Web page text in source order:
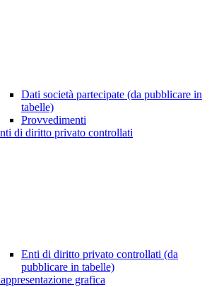
Dati società partecipate (da pubblicare in
tabelle)
Provvedimenti
di diritto privato controllati
Enti di diritto privato controllati (da
pubblicare in tabelle)
grafica